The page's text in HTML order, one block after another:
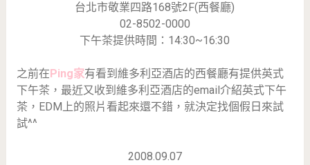
台北市敬業四路168號2F(西餐廳)
02-8502-0000
下午茶提供時間：14:30~16:30
之前在 Ping家有看到維多利亞酒店的西餐廳有提供英式
下午茶，最近又收到維多利亞酒店的email介紹英式下午
茶，EDM上的照片看起來還不錯，就決定找個假日來試
試^^
2008.09.07